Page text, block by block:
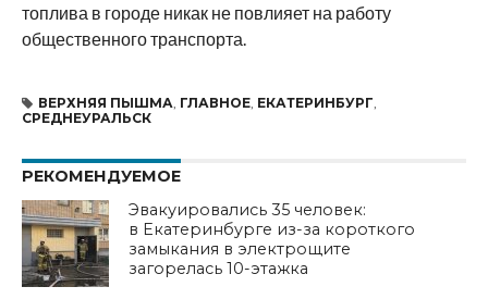
топлива в городе никак не повлияет на работу
общественного транспорта.
ВЕРХНЯЯ ПЫШМА ГЛАВНОЕ, ЕКАТЕРИНБУРГ
СРЕДНЕУРАЛЬСК
РЕКОМЕНДУЕМОЕ
Эвакуировались 35 человек:
в Екатеринбурге из-за короткого
замыкания в электрощите
загорелась 10-этажка